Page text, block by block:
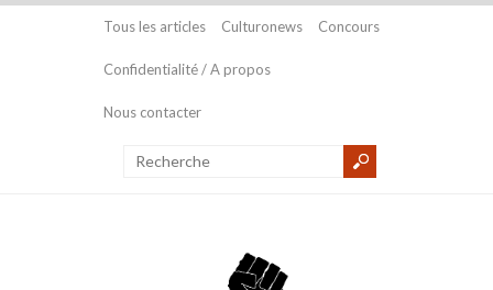
Tous les articles Culturonews Concours
Confidentialité / A propos
Nous contacter